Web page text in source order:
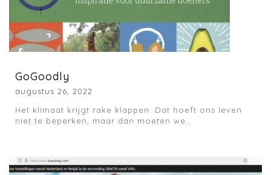
GoGoodly
augustus 26, 2022
Het klimaat krijgt rake klappen. Dat hoeft ons leven
niet te beperken, maar dan moeten we…